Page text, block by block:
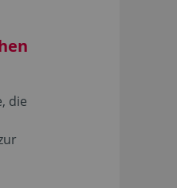
die